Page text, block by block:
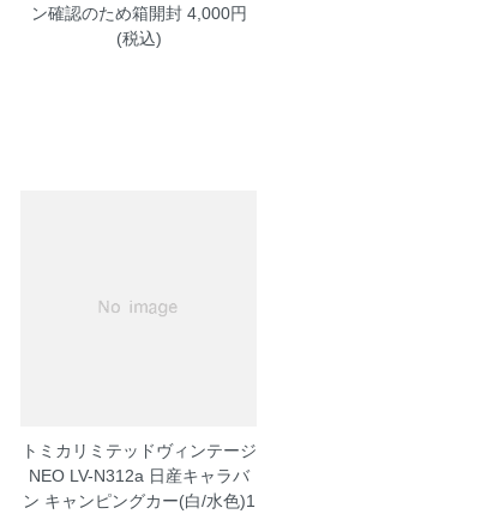
ン確認のため箱開封4,000円
(税込)
トミカリミテッドヴィンテージ
NEO LV-N312a 日産キャラバ
ン キャンピングカー(白/水色)1